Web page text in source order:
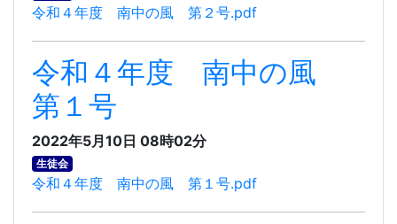
令和４年度 南中の風 第２号.pdf
令和４年度 南中の風
第１号
2022年5月10日 08時02分
生徒会
令和４年度 南中の風 第１号.pdf